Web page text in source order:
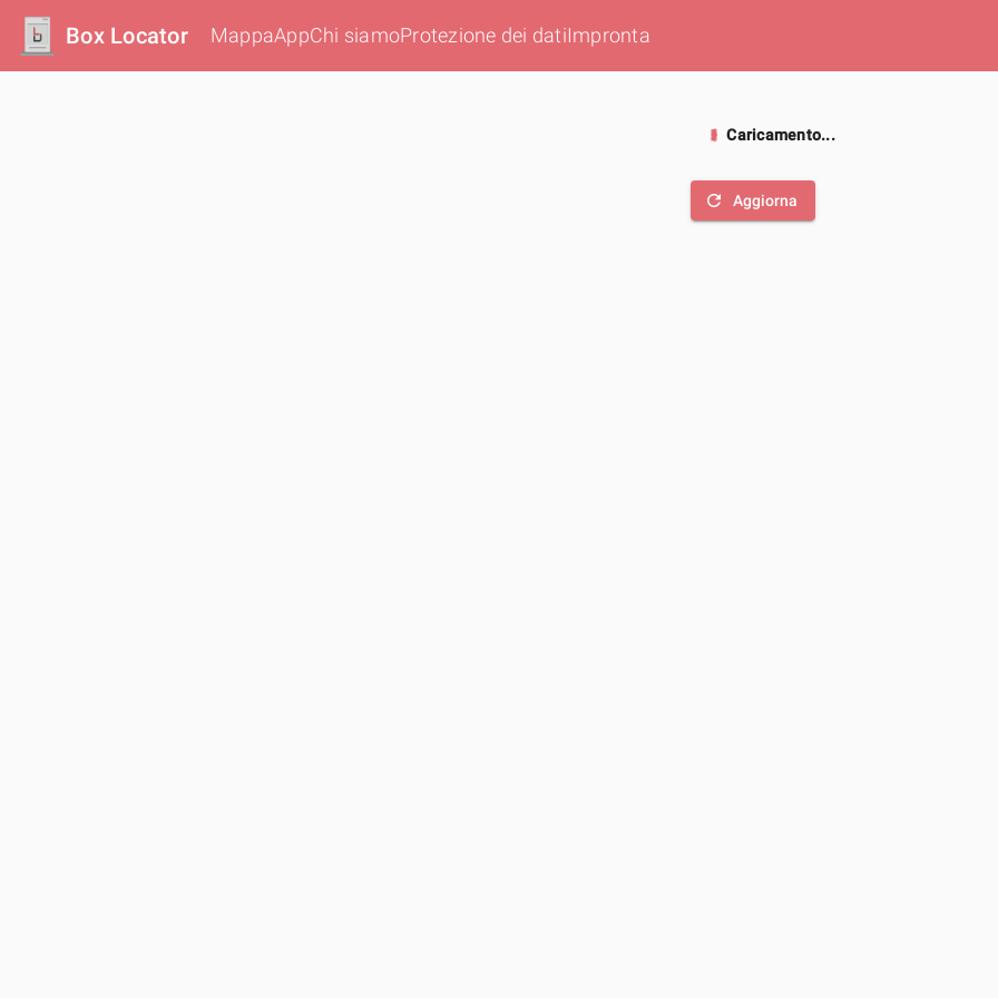
Box Locator MappaAppChi siamoProtezione dei datiImpronta
Caricamento...
refresh Aggiorna